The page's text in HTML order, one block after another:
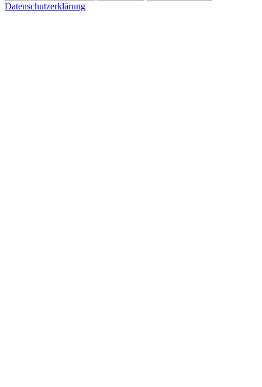
Datenschutzerklärung